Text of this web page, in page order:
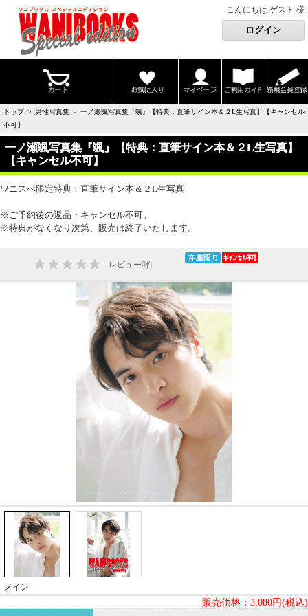
こんにちは ゲスト 様
トップ> 男性写真集 > 一ノ瀬颯写真集『颯』【特典：直筆サイン本＆２L生写真】【キャンセル
不可】
一ノ瀬颯写真集『颯』【特典：直筆サイン本＆２L生写真】
【キャンセル不可】
ワニスぺ限定特典：直筆サイン本＆２L生写真
※ご予約後の返品・キャンセル不可。
※特典がなくなり次第、販売は終了いたします。
レビュー0件
メイン
販売価格： 3,080円(税込)